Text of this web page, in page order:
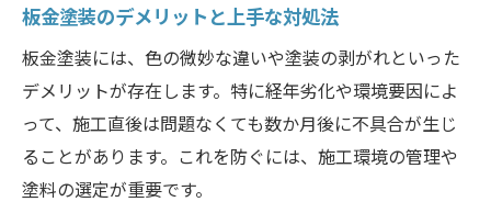
板金塗装のデメリットと上手な対処法
板金塗装には、色の微妙な違いや塗装の剥がれといった
デメリットが存在します。特に経年劣化や環境要因によ
って、施工直後は問題なくても数か月後に不具合が生じ
ることがあります。これを防ぐには、施工環境の管理や
塗料の選定が重要です。